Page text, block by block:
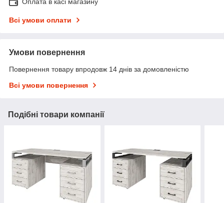
Оплата в касі магазину
Всі умови оплати
Умови повернення
Повернення товару впродовж 14 днів за домовленістю
Всі умови повернення
Подібні товари компанії